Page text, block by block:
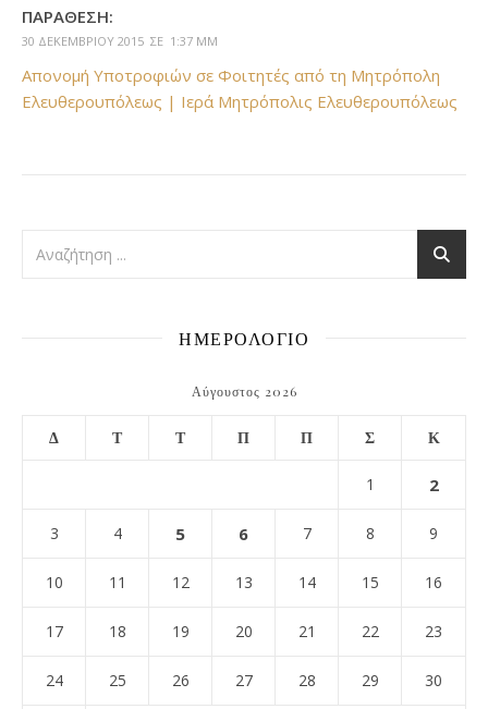
ΠΑΡΆΘΕΣΗ:
30 ΔΕΚΕΜΒΡΊΟΥ 2015 ΣΕ 1:37 ΜΜ
Απονομή Υποτροφιών σε Φοιτητές από τη Μητρόπολη
Ελευθερουπόλεως | Ιερά Μητρόπολις Ελευθερουπόλεως
ΗΜΕΡΟΛΟΓΙΟ
Αύγουστος 2026
Δ Τ Τ Π Π Σ Κ
1 2
3 4 5 6 7 8 9
10 11 12 13 14 15 16
17 18 19 20 21 22 23
24 25 26 27 28 29 30